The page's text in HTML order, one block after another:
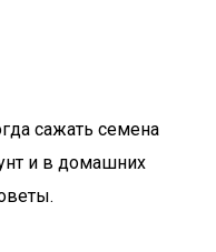
сажать семена
и в домашних